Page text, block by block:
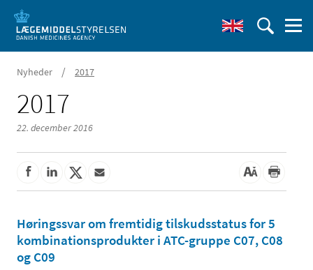
Nyheder / 2017
2017
22. december 2016
Høringssvar om fremtidig tilskudsstatus for 5
kombinationsprodukter i ATC-gruppe C07, C08
og C09